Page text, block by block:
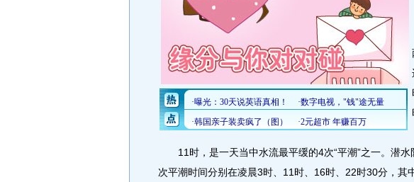
11时，是一天当中水流最平缓的4次“平潮”之一。潜水
次平潮时间分别在凌晨3时、11时、16时、22时30分，其